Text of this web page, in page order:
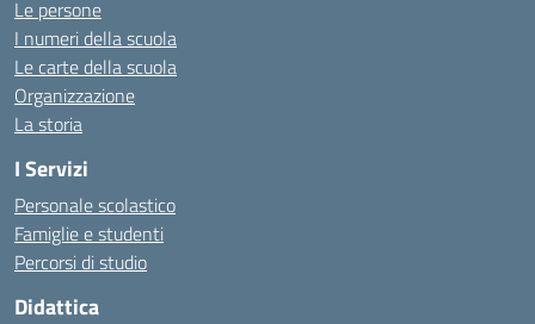
Le persone
I numeri della scuola
Le carte della scuola
Organizzazione
La storia
I Servizi
Personale scolastico
Famiglie e studenti
Percorsi di studio
Didattica